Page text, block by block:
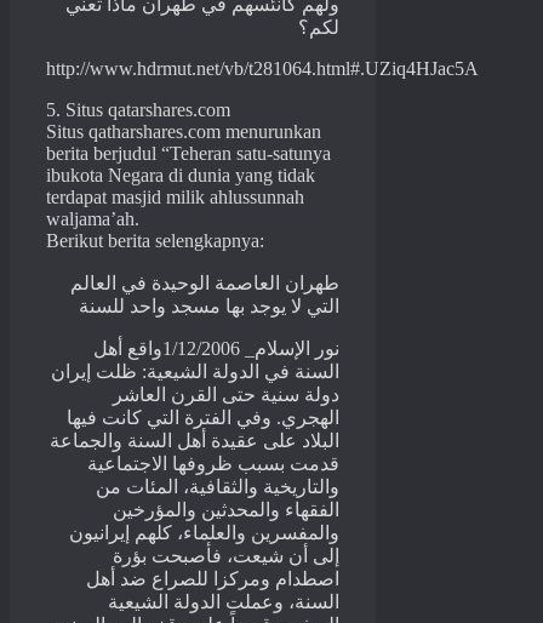
ولهم كانئسهم في طهران ماذا تعني
لكم؟
http://www.hdrmut.net/vb/t281064.html#.UZiq4HJac5A
5. Situs qatarshares.com
Situs qatharshares.com menurunkan
berita berjudul “Teheran satu-satunya
ibukota Negara di dunia yang tidak
terdapat masjid milik ahlussunnah
waljama’ah.
Berikut berita selengkapnya:
طهران العاصمة الوحيدة في العالم
التي لا يوجد بها مسجد واحد للسنة
نور الإسلام_ 1/12/2006واقع أهل
السنة في الدولة الشيعية: ظلت إيران
دولة سنية حتى القرن العاشر
الهجري. وفي الفترة التي كانت فيها
البلاد على عقيدة أهل السنة والجماعة
قدمت بسبب ظروفها الاجتماعية
والتاريخية والثقافية، المئات من
الفقهاء والمحدثين والمؤرخين
والمفسرين والعلماء، كلهم إيرانيون
إلى أن شيعت، فأصبحت بؤرة
اصطدام ومركزا للصراع ضد أهل
السنة، وعملت الدولة الشيعية